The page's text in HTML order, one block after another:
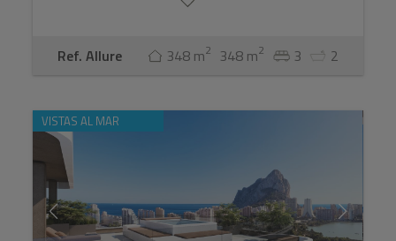
Ref. Allure 348 m2 348 m2 3 2
VISTAS AL MAR